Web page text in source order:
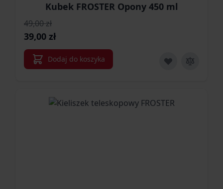
Kubek FROSTER Opony 450 ml
49,00 zł
Cena promocyjna
39,00 zł
Dodaj do koszyka